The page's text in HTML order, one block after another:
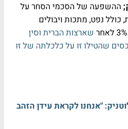
ההשפעה של הסכמי הסחר על
כולל נפט, מתכות ויבולים
שארצות הברית וסין
שהטילו זו על כלכלתה של זו
"אנחנו לקראת עידן הזהב